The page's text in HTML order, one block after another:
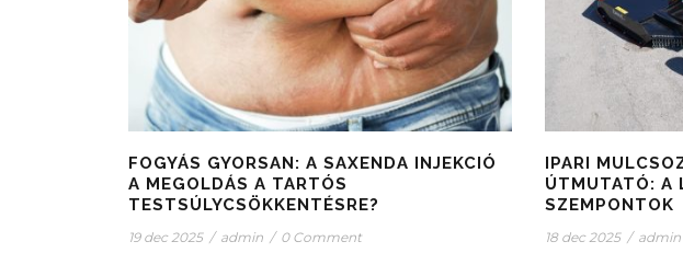
FOGYÁS GYORSAN: A SAXENDA INJEKCIÓ
A MEGOLDÁS A TARTÓS
TESTSÚLYCSÖKKENTÉSRE?
19 dec 2025 / admin / 0 Comment
IPARI
ÚTMUTATÓ: A
SZEMPONTOK
18 dec 2025 / admin